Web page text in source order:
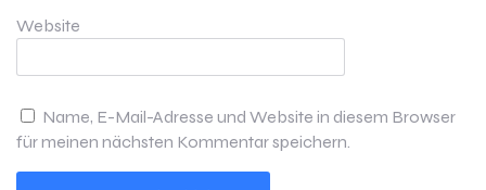
Website
Name, E-Mail-Adresse und Website in diesem Browser
für meinen nächsten Kommentar speichern.